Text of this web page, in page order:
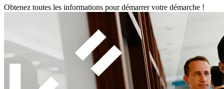
Obtenez toutes les informations pour démarrer votre démarche !